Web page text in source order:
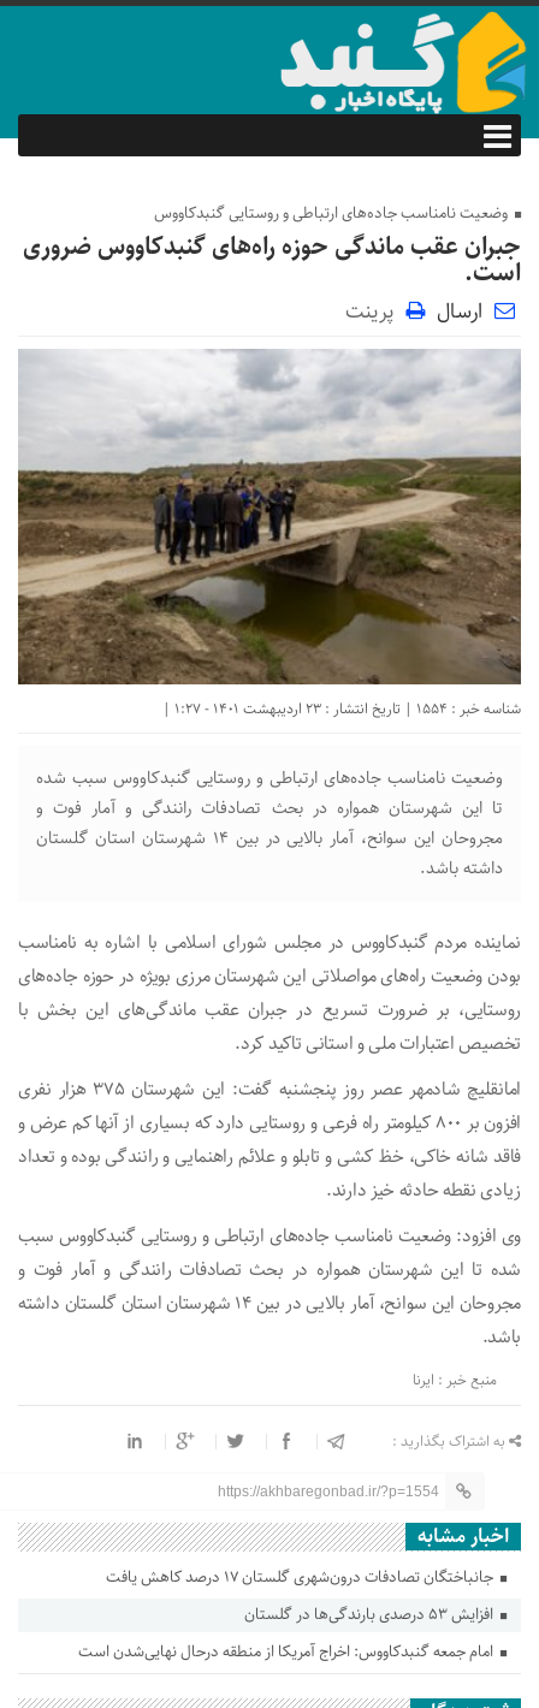
وضعیت نامناسب جاده‌های ارتباطی و روستایی گنبدکاووس
جبران عقب ماندگی حوزه راه‌های گنبدکاووس ضروری
است.
ارسال پرینت
شناسه خبر : 1554 | تاریخ انتشار : 23 اردیبهشت 1401 - 1:27 |
وضعیت نامناسب جاده‌های ارتباطی و روستایی گنبدکاووس سبب شده
تا این شهرستان همواره در بحث تصادفات رانندگی و آمار فوت و
مجروحان این سوانح، آمار بالایی در بین ۱۴ شهرستان استان گلستان
داشته باشد.
نماینده مردم گنبدکاووس در مجلس شورای اسلامی با اشاره به نامناسب
بودن وضعیت راه‌های مواصلاتی این شهرستان مرزی بویژه در حوزه جاده‌های
روستایی، بر ضرورت تسریع در جبران عقب ماندگی‌های این بخش با
تخصیص اعتبارات ملی و استانی تاکید کرد.
امانقلیچ شادمهر عصر روز پنجشنبه گفت: این شهرستان ۳۷۵ هزار نفری
افزون بر ۸۰۰ کیلومتر راه فرعی و روستایی دارد که بسیاری از آنها کم عرض و
فاقد شانه خاکی، خظ کشی و تابلو و علائم راهنمایی و رانندگی بوده و تعداد
زیادی نقطه حادثه خیز دارند.
وی افزود: وضعیت نامناسب جاده‌های ارتباطی و روستایی گنبدکاووس سبب
شده تا این شهرستان همواره در بحث تصادفات رانندگی و آمار فوت و
مجروحان این سوانح، آمار بالایی در بین ۱۴ شهرستان استان گلستان داشته
باشد.
منبع خبر : ایرنا
به اشتراک بگذارید :
https://akhbaregonbad.ir/?p=1554
اخبار مشابه
جانباختگان تصادفات درون‌شهری گلستان ۱۷ درصد کاهش یافت
افزایش ۵۳ درصدی بارندگی‌ها در گلستان
امام جمعه گنبدکاووس: اخراج آمریکا از منطقه درحال نهایی‌شدن است